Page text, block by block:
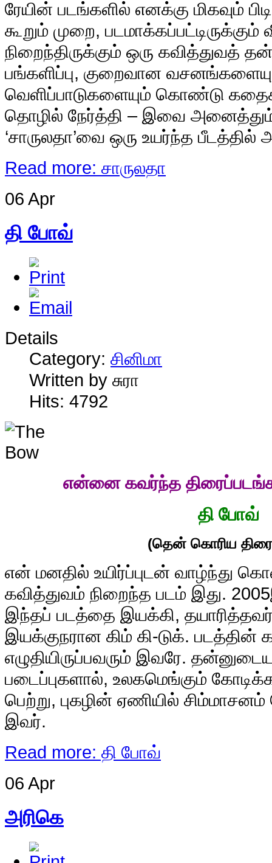
ரேயின் படங்களில் எனக்கு மிகவும்
கூறும் முறை, படமாக்கப்பட்டிருக்கும்
நிறைந்திருக்கும் ஒரு
பங்களிப்பு, குறைவான
வெளிப்பாடுகளையும் கொண்டு
தொழில் நேர்த்தி – இவை
‘சாருலதா’வை ஒரு உயர்ந்த
Read more: சாருலதா
06 Apr
தி போவ்
Details
Category: சினிமா
Written by சுரா
Hits: 4792
என்னை கவர்ந்த
தி போவ்
(தென் கொரிய
என் மனதில் உயிர்ப்புடன் வாழ்ந்து
கவித்துவம் நிறைந்த படம் இது.
இந்தப் படத்தை இயக்கி,
இயக்குநரான கிம் கி-டுக்.
எழுதியிருப்பவரும் இவரே.
படைப்புகளால், உலகமெங்கும்
பெற்று, புகழின் ஏணியில்
இவர்.
Read more: தி போவ்
06 Apr
அரிகெ